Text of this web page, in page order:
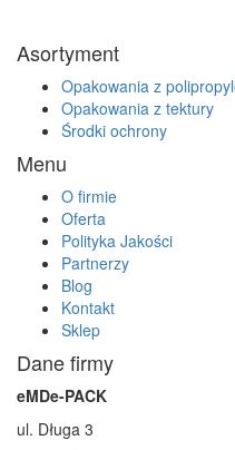
Asortyment
Opakowania z
Opakowania z tektury
Środki ochrony
Menu
O firmie
Oferta
Polityka Jakości
Partnerzy
Blog
Kontakt
Sklep
Dane firmy
eMDe-PACK
ul. Długa 3